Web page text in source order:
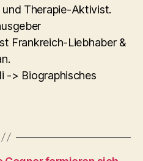
Therapie-Aktivist.
Frankreich-Liebhaber &
-> Biographisches